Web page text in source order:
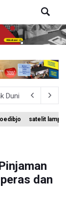
Menang Adu
Sekolah
untuk Produk
satelit
dan